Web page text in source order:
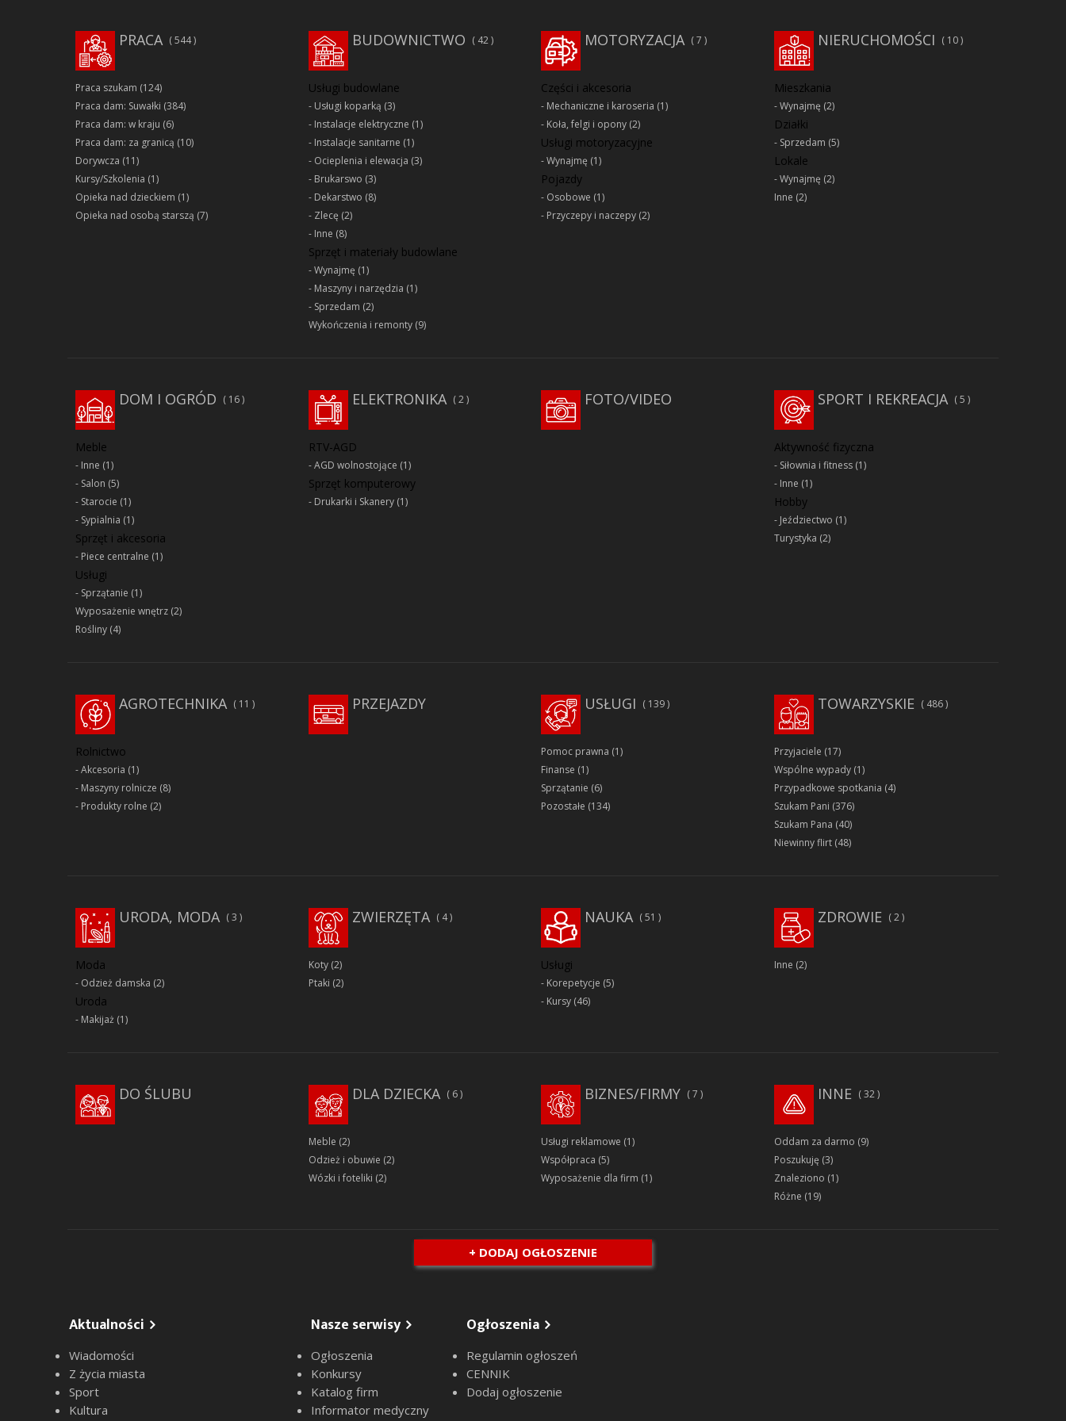
PRACA 544
Praca szukam (124)
Praca dam: Suwałki (384)
Praca dam: w kraju (6)
Praca dam: za granicą (10)
Dorywcza (11)
Kursy/Szkolenia (1)
Opieka nad dzieckiem (1)
Opieka nad osobą starszą (7)
BUDOWNICTWO 42
Usługi budowlane
Usługi koparką (3)
Instalacje elektryczne (1)
Instalacje sanitarne (1)
Ocieplenia i elewacja (3)
Brukarswo (3)
Dekarstwo (8)
Zlecę (2)
Inne (8)
Sprzęt i materiały budowlane
Wynajmę (1)
Maszyny i narzędzia (1)
Sprzedam (2)
Wykończenia i remonty(9)
MOTORYZACJA 7
Części i akcesoria
Mechaniczne i karoseria (1)
Koła, felgi i opony (2)
Usługi motoryzacyjne
Wynajmę (1)
Pojazdy
Osobowe (1)
Przyczepy i naczepy (2)
NIERUCHOMOŚCI 10
Mieszkania
Wynajmę (2)
Działki
Sprzedam (5)
Lokale
Wynajmę (2)
Inne (2)
DOM I OGRÓD 16
Meble
Inne (1)
Salon (5)
Starocie (1)
Sypialnia (1)
Sprzęt i akcesoria
Piece centralne (1)
Usługi
Sprzątanie (1)
Wyposażenie wnętrz (2)
Rośliny (4)
2
ELEKTRONIKA
RTV-AGD
AGD wolnostojące (1)
Sprzęt komputerowy
Drukarki i Skanery(1)
FOTO/VIDEO SPORT I REKREACJA 5
Aktywność fizyczna
Siłownia i fitness(1)
Inne (1)
Hobby
Jeździectwo (1)
Turystyka (2)
AGROTECHNIKA 11
Rolnictwo
Akcesoria (1)
Maszyny rolnicze (8)
Produkty rolne (2)
PRZEJAZDY 139
USŁUGI
Pomoc prawna (1)
Finanse (1)
Sprzątanie (6)
Pozostałe (134)
TOWARZYSKIE 486
Przyjaciele (17)
Wspólne wypady(1)
Przypadkowe spotkania (4)
Szukam Pani (376)
Szukam Pana (40)
Niewinny flirt(48)
URODA, MODA 3
Moda
Odzież damska (2)
Uroda
Makijaż (1)
ZWIERZĘTA 4
Koty(2)
Ptaki (2)
51
NAUKA
Usługi
Korepetycje (5)
Kursy (46)
ZDROWIE 2
Inne (2)
DO ŚLUBU 6
DLA DZIECKA
Meble (2)
Odzież i obuwie (2)
Wózki i foteliki (2)
7
BIZNES/FIRMY
Usługi reklamowe (1)
Współpraca (5)
Wyposażenie dla firm (1)
32
INNE
Oddam za darmo (9)
Poszukuję (3)
Znaleziono (1)
Różne (19)
+ DODAJ OGŁOSZENIE
Aktualności
Wiadomości
Z życia miasta
Sport
Kultura
Nasze serwisy
Ogłoszenia
Konkursy
Katalog firm
Informator medyczny
Ogłoszenia
Regulamin ogłoszeń
CENNIK
Dodaj ogłoszenie